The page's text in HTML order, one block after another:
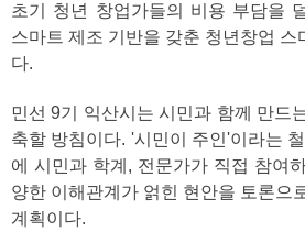
초기 청년 창업가들의 비용 부담을
스마트 제조 기반을 갖춘 청년창업
다.
민선 9기 익산시는 시민과 함께 만드
축할 방침이다. '시민이 주인'이라는
에 시민과 학계, 전문가가 직접 참여
양한 이해관계가 얽힌 현안을 토론으
계획이다.